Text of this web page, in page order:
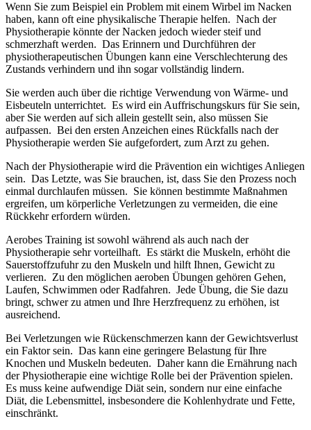
Wenn Sie zum Beispiel ein Problem mit einem Wirbel im Nacken
haben, kann oft eine physikalische Therapie helfen. Nach der
Physiotherapie könnte der Nacken jedoch wieder steif und
schmerzhaft werden. Das Erinnern und Durchführen der
physiotherapeutischen Übungen kann eine Verschlechterung des
Zustands verhindern und ihn sogar vollständig lindern.
Sie werden auch über die richtige Verwendung von Wärme- und
Eisbeuteln unterrichtet. Es wird ein Auffrischungskurs für Sie sein,
aber Sie werden auf sich allein gestellt sein, also müssen Sie
aufpassen. Bei den ersten Anzeichen eines Rückfalls nach der
Physiotherapie werden Sie aufgefordert, zum Arzt zu gehen.
Nach der Physiotherapie wird die Prävention ein wichtiges Anliegen
sein. Das Letzte, was Sie brauchen, ist, dass Sie den Prozess noch
einmal durchlaufen müssen. Sie können bestimmte Maßnahmen
ergreifen, um körperliche Verletzungen zu vermeiden, die eine
Rückkehr erfordern würden.
Aerobes Training ist sowohl während als auch nach der
Physiotherapie sehr vorteilhaft. Es stärkt die Muskeln, erhöht die
Sauerstoffzufuhr zu den Muskeln und hilft Ihnen, Gewicht zu
verlieren. Zu den möglichen aeroben Übungen gehören Gehen,
Laufen, Schwimmen oder Radfahren. Jede Übung, die Sie dazu
bringt, schwer zu atmen und Ihre Herzfrequenz zu erhöhen, ist
ausreichend.
Bei Verletzungen wie Rückenschmerzen kann der Gewichtsverlust
ein Faktor sein. Das kann eine geringere Belastung für Ihre
Knochen und Muskeln bedeuten. Daher kann die Ernährung nach
der Physiotherapie eine wichtige Rolle bei der Prävention spielen.
Es muss keine aufwendige Diät sein, sondern nur eine einfache
Diät, die Lebensmittel, insbesondere die Kohlenhydrate und Fette,
einschränkt.